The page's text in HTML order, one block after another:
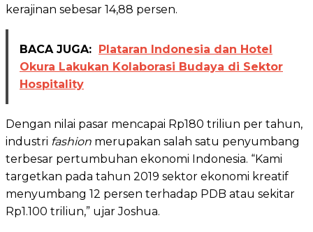
kerajinan sebesar 14,88 persen.
BACA JUGA: Plataran Indonesia dan Hotel
Okura Lakukan Kolaborasi Budaya di Sektor
Hospitality
Dengan nilai pasar mencapai Rp180 triliun per tahun,
industri fashion merupakan salah satu penyumbang
terbesar pertumbuhan ekonomi Indonesia. “Kami
targetkan pada tahun 2019 sektor ekonomi kreatif
menyumbang 12 persen terhadap PDB atau sekitar
Rp1.100 triliun,” ujar Joshua.